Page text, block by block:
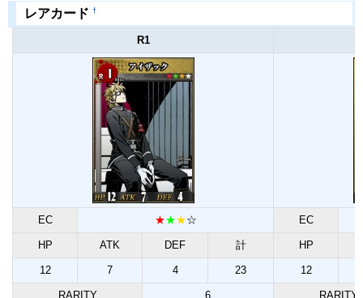
レアカード †
R1
EC ★★★☆ EC
HP ATK DEF 計 HP
12 7 4 23 12
RARITY 6 RARITY